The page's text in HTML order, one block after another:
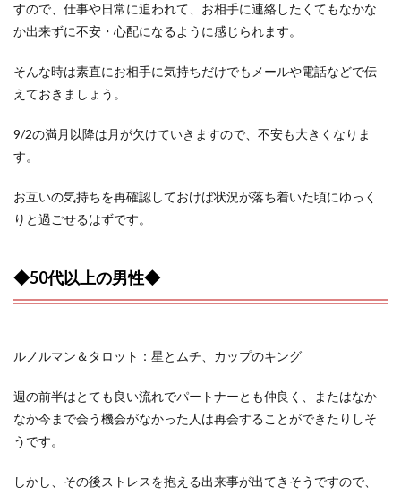
すので、仕事や日常に追われて、お相手に連絡したくてもなかな
か出来ずに不安・心配になるように感じられます。
そんな時は素直にお相手に気持ちだけでもメールや電話などで伝
えておきましょう。
9/2の満月以降は月が欠けていきますので、不安も大きくなりま
す。
お互いの気持ちを再確認しておけば状況が落ち着いた頃にゆっく
りと過ごせるはずです。
◆50代以上の男性◆
ルノルマン＆タロット：星とムチ、カップのキング
週の前半はとても良い流れでパートナーとも仲良く、またはなか
なか今まで会う機会がなかった人は再会することができたりしそ
うです。
しかし、その後ストレスを抱える出来事が出てきそうですので、